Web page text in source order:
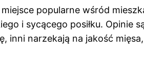
popularne wśród
i sycącego posiłku. Opinie
inni narzekają na jakość